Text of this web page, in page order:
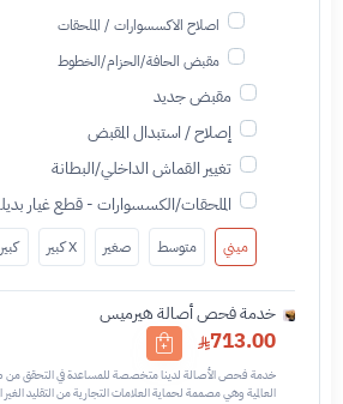
اصلاح الاكسسوارات / الملحقات
مقبض الحافة/الحزام/الخطوط
مقبض جديد
إصلاح / استبدال المقبض
تغيير القماش الداخلي/البطانة
الملحقات/الكسسوارات - قطع غيار
ميني متوسط صغير X كبير كبير
خدمة فحص أصالة هيرميس
713.00
خدمة فحص الأصالة لدينا متخصصة للمساعدة في التحقق من
العالمية وهي مصممة لحماية العلامات التجارية من التقليد الغير